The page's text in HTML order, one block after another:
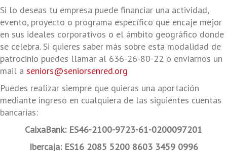
Si lo deseas tu empresa puede financiar una actividad,
evento, proyecto o programa específico que encaje mejor
en sus ideales corporativos o el ámbito geográfico donde
se celebra. Si quieres saber más sobre esta modalidad de
patrocinio puedes llamar al 636-26-80-22 o enviarnos un
mail a seniors@seniorsenred.org
Puedes realizar siempre que quieras una aportación
mediante ingreso en cualquiera de las siguientes cuentas
bancarias:
CaixaBank: ES46-2100-9723-61-0200097201
Ibercaja: ES16 2085 5200 8603 3459 0996